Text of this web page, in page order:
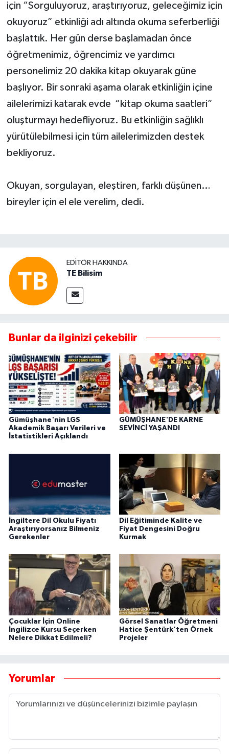
için “Sorguluyoruz, araştırıyoruz, geleceğimiz için
okuyoruz” etkinliği adı altında okuma seferberliği
başlattık. Her gün derse başlamadan önce
öğretmenimiz, öğrencimiz ve yardımcı
personelimiz 20 dakika kitap okuyarak güne
başlıyor. Bir sonraki aşama olarak etkinliğin içine
ailelerimizi katarak evde “kitap okuma saatleri”
oluşturmayı hedefliyoruz. Bu etkinliğin sağlıklı
yürütülebilmesi için tüm ailelerimizden destek
bekliyoruz.
Okuyan, sorgulayan, eleştiren, farklı düşünen…
bireyler için el ele verelim, dedi.
EDITÖR HAKKINDA
TE Bilisim
Bunlar da ilginizi çekebilir
Gümüşhane'nin LGS
Akademik Başarı Verileri ve
İstatistikleri Açıklandı
GÜMÜŞHANE'DE KARNE
SEVİNCİ YAŞANDI
İngiltere Dil Okulu Fiyatı
Araştırıyorsanız Bilmeniz
Gerekenler
Dil Eğitiminde Kalite ve
Fiyat Dengesini Doğru
Kurmak
Çocuklar İçin Online
İngilizce Kursu Seçerken
Nelere Dikkat Edilmeli?
Görsel Sanatlar Öğretmeni
Hatice Şentürk’ten Örnek
Projeler
Yorumlar